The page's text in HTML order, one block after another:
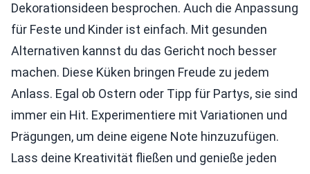
Dekorationsideen besprochen. Auch die Anpassung
für Feste und Kinder ist einfach. Mit gesunden
Alternativen kannst du das Gericht noch besser
machen. Diese Küken bringen Freude zu jedem
Anlass. Egal ob Ostern oder Tipp für Partys, sie sind
immer ein Hit. Experimentiere mit Variationen und
Prägungen, um deine eigene Note hinzuzufügen.
Lass deine Kreativität fließen und genieße jeden